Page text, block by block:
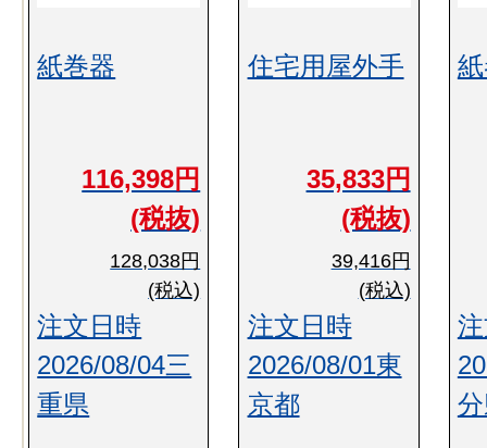
紙巻器
116,398円
(税抜)
128,038円
(税込)
注文日時
2026/08/04三
重県
住宅用屋外手
35,833円
(税抜)
39,416円
(税込)
注文日時
2026/08/01東
京都